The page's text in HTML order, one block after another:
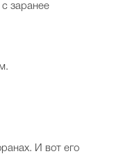
с заранее
И вот его